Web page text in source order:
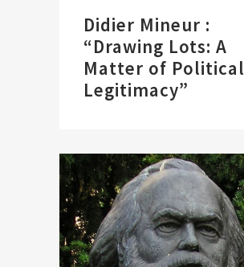
Didier Mineur :
“Drawing Lots: A
Matter of Political
Legitimacy”